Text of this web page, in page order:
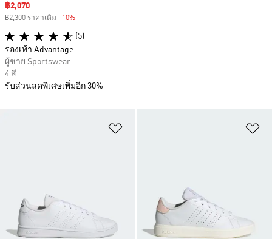
Sale price
฿2,070
฿2,300 ราคาเดิม -10%
(5)
รองเท้า Advantage
ผู้ชาย Sportswear
4 สี
รับส่วนลดพิเศษเพิ่มอีก 30%